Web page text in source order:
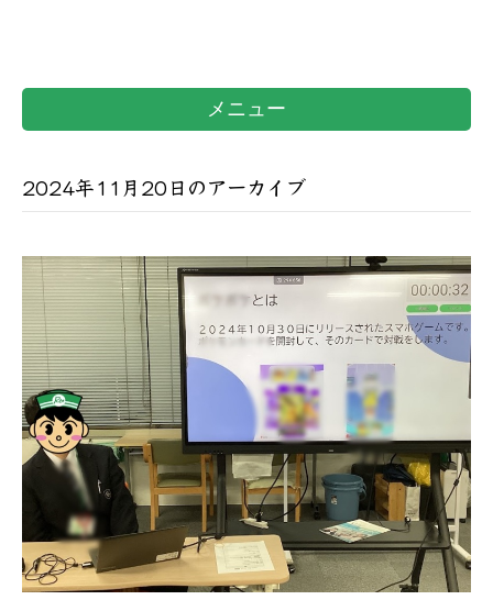
メニュー
2024年11月20日のアーカイブ